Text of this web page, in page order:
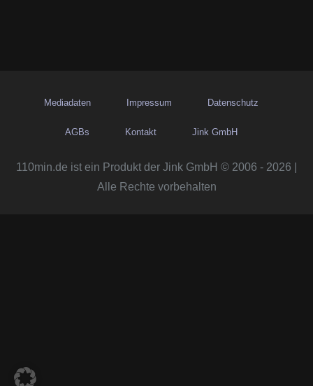
Mediadaten Impressum Datenschutz
AGBs Kontakt Jink GmbH
110min.de ist ein Produkt der Jink GmbH © 2006 - 2026 |
Alle Rechte vorbehalten